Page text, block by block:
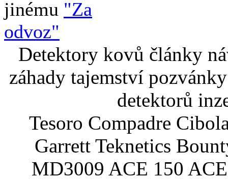
jinému "Za
odvoz"
Detektory kovů články
záhady tajemství
detektorů
Tesoro Compadre
Garrett Teknetics
MD3009 ACE 150